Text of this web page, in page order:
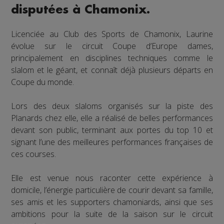
disputées à Chamonix.
Licenciée au Club des Sports de Chamonix, Laurine
évolue sur le circuit Coupe d’Europe dames,
principalement en disciplines techniques comme le
slalom et le géant, et connaît déjà plusieurs départs en
Coupe du monde.
Lors des deux slaloms organisés sur la piste des
Planards chez elle, elle a réalisé de belles performances
devant son public, terminant aux portes du top 10 et
signant l’une des meilleures performances françaises de
ces courses.
Elle est venue nous raconter cette expérience à
domicile, l’énergie particulière de courir devant sa famille,
ses amis et les supporters chamoniards, ainsi que ses
ambitions pour la suite de la saison sur le circuit